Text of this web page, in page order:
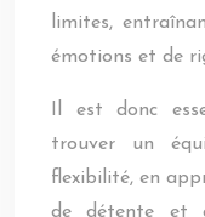
limites,
émotions et de
Il est donc
trouver un
flexibilité, en
de détente et